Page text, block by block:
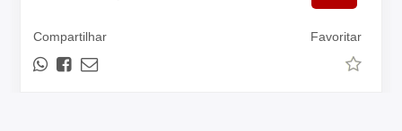
Compartilhar Favoritar